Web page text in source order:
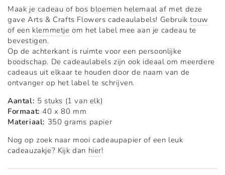
Cadeaulabels
|
Arts
&amp;
Crafts
Flowers
|
5
stuks
Cadeaulabels
|
Arts
&amp;
Crafts
Flowers
|
5
Maak je cadeau of bos bloemen helemaal af met deze
gave Arts & Crafts Flowers cadeaulabels! Gebruiktouw
of een klemmetje om het label mee aan je cadeau te
bevestigen.
Op de achterkant is ruimte voor een persoonlijke
boodschap. De cadeaulabels zijn ook ideaal om meerdere
cadeaus uit elkaar te houden door de naam van de
ontvanger op het label te schrijven.
Aantal: 5 stuks (1 van elk)
Formaat: 40 x 80 mm
Materiaal: 350 grams papier
Nog op zoek naar mooi cadeaupapier of een leuk
cadeauzakje? Kijk dan hier!